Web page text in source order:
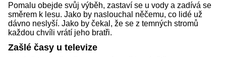
Pomalu obejde svůj výběh, zastaví se u vody a zadívá se
směrem k lesu. Jako by naslouchal něčemu, co lidé už
dávno neslyší. Jako by čekal, že se z temných stromů
každou chvíli vrátí jeho bratři.
Zašlé časy u televize